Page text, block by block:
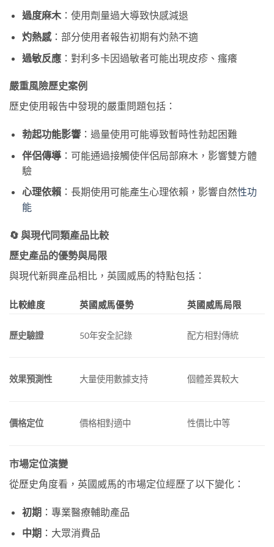
過度麻木：使用劑量過大導致快感減退
灼熱感：部分使用者報告初期有灼熱不適
過敏反應：對利多卡因過敏者可能出現皮疹、瘙癢
嚴重風險歷史案例
歷史使用報告中發現的嚴重問題包括：
勃起功能影響：過量使用可能導致暫時性勃起困難
伴侶傳導：可能通過接觸使伴侶局部麻木，影響雙方體
驗
心理依賴：長期使用可能產生心理依賴，影響自然性功
能
🔄 與現代同類產品比較
歷史產品的優勢與局限
與現代新興產品相比，英國威馬的特點包括：
比較維度 英國威馬優勢 英國威馬局限
歷史驗證 50年安全記錄 配方相對傳統
效果預測性 大量使用數據支持 個體差異較大
價格定位 價格相對適中 性價比中等
市場定位演變
從歷史角度看，英國威馬的市場定位經歷了以下變化：
初期：專業醫療輔助產品
中期 ：大眾消費品